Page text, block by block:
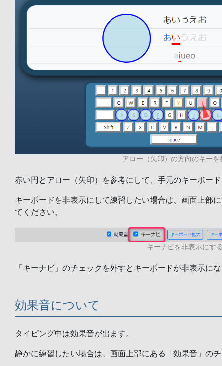
アロー（矢印）の方向のキーを
赤い円とアロー（矢印）を参考にして、手元のキーボー
キーボードを非表示にして練習したい場合は、画面上部
てください。
キーナビを非表示にす
「キーナビ」のチェックを外すとキーボードが非表示に
効果音について
タイピング中は効果音が出ます。
静かに練習したい場合は、画面上部にある「効果音」の